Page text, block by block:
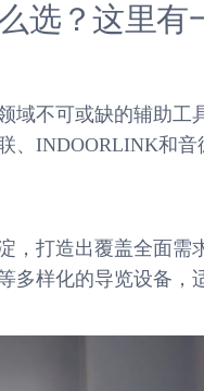
选？这里有
域不可或缺的辅助工
、INDOORLINK和
，打造出覆盖全面需
多样化的导览设备，